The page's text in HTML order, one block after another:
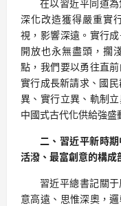
在以習近平同道
深化改造獲得嚴重實
視，影響深遠。實行
開放也永無盡頭，擱
點，我們要以勇往直
實行成長新請求、國
異、實行立異、軌制
中國式古代化供給強盛
二、習近平新時
活潑、最富創意的構成
習近平總書記關
意高遠、思惟深奧，